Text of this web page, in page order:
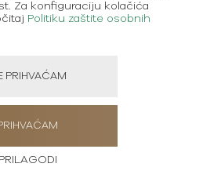
Za konfiguraciju kolačića
Politiku zaštite osobnih
PRILAGODI
PRIHVAĆAM